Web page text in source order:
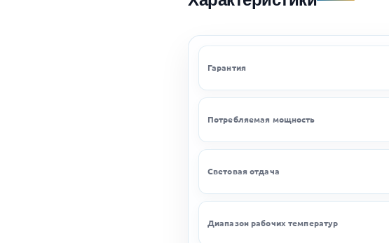
Гарантия
Потребляемая мощность
Световая отдача
Диапазон рабочих температур